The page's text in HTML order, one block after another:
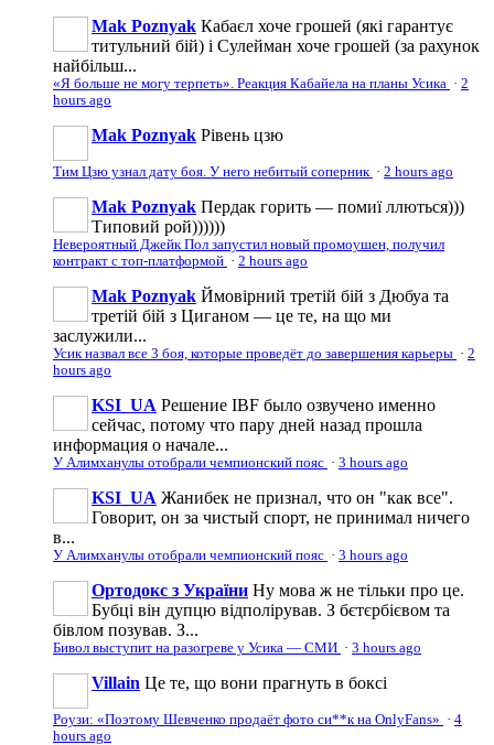
Mak Poznyak Кабаєл хоче грошей (які гарантує
титульний бій) і Сулейман хоче грошей (за рахунок
найбільш...
«Я больше не могу терпеть». Реакция Кабайела на планы Усика · 2
hours ago
Mak Poznyak Рівень цзю
Тим Цзю узнал дату боя. У него небитый соперник · 2 hours ago
Mak Poznyak Пердак горить — помиї ллються)))
Типовий рой))))))
Невероятный Джейк Пол запустил новый промоушен, получил
контракт с топ-платформой · 2 hours ago
Mak Poznyak Ймовірний третій бій з Дюбуа та
третій бій з Циганом — це те, на що ми
заслужили...
Усик назвал все 3 боя, которые проведёт до завершения карьеры · 2
hours ago
KSI_UA Решение IBF было озвучено именно
сейчас, потому что пару дней назад прошла
информация о начале...
У Алимханулы отобрали чемпионский пояс · 3 hours ago
KSI_UA Жанибек не признал, что он "как все".
Говорит, он за чистый спорт, не принимал ничего
в...
У Алимханулы отобрали чемпионский пояс · 3 hours ago
Ортодокс з України Ну мова ж не тільки про це.
Бубці він дупцю відполірував. З бєтєрбієвом та
бівлом позував. З...
Бивол выступит на разогреве у Усика — СМИ · 3 hours ago
Villain Це те, що вони прагнуть в боксі
Роузи: «Поэтому Шевченко продаёт фото си**к на OnlyFans» · 4
hours ago